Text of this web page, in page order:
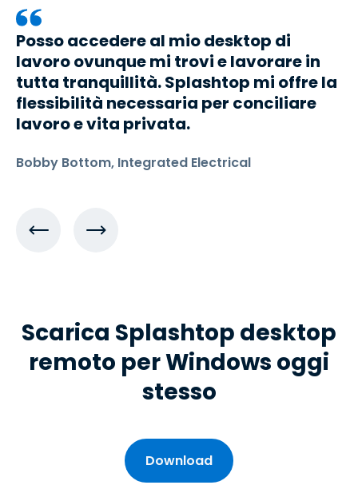
Posso accedere al mio desktop di
lavoro ovunque mi trovi e lavorare in
tutta tranquillità. Splashtop mi offre la
flessibilità necessaria per conciliare
lavoro e vita privata.
Bobby Bottom, Integrated Electrical
Scarica Splashtop desktop
remoto per Windows oggi
stesso
Download